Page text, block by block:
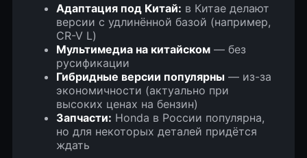
Адаптация под Китай: в Китае делают
версии с удлинённой базой (например,
CR-V L)
Мультимедиа на китайском— без
русификации
Гибридные версии популярны— из-за
экономичности (актуально при
высоких ценах на бензин)
Запчасти: Honda в России популярна,
но для некоторых деталей придётся
ждать
Что о нас говорят клиенты. Наши
недавние автомобили (кейсы)